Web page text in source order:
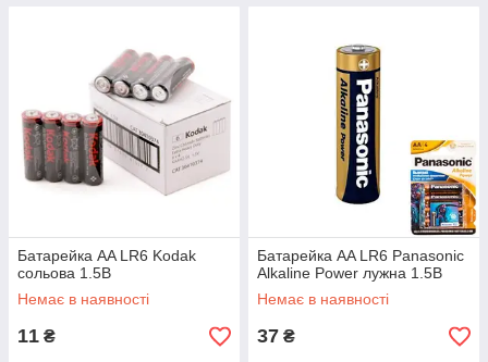
Батарейка AA LR6 Kodak
сольова 1.5В
Немає в наявності
11 ₴
Батарейка AA LR6 Panasonic
Alkaline Power лужна 1.5В
Немає в наявності
37 ₴